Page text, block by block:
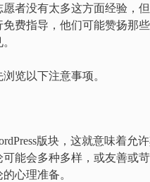
者没有太多这方面经验，
费指导，他们可能赞扬那
览以下注意事项。
版块，这就意味着允
能会多种多样，或友善或
心理准备。